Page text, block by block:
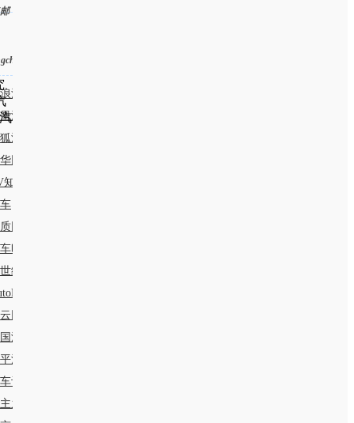
）
汽车
汽车
汽车
网汽车
道
网
时代网
纪房车网
智驾
网
汽车消费网
洋产品库
评网
之家